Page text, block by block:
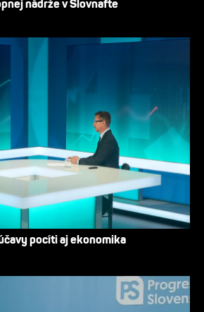
nádrže v Slovnafte
pocíti aj ekonomika